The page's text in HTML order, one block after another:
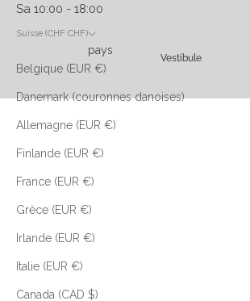
Sa 10:00 - 18:00
Suisse (CHF CHF)
pays
Belgique (EUR €)
Danemark (couronnes danoises)
Allemagne (EUR €)
Finlande (EUR €)
France (EUR €)
Grèce (EUR €)
Irlande (EUR €)
Italie (EUR €)
Canada (CAD $)
Vestibule